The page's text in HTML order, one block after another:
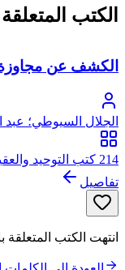
الكتب
الكشف عن مجاوزة
الجلال السيوطي؛
الخضيري السيوطي،
214 كتب التوحيد والعقيدة
تفاصيل
انتهت الكتب المتعلقة